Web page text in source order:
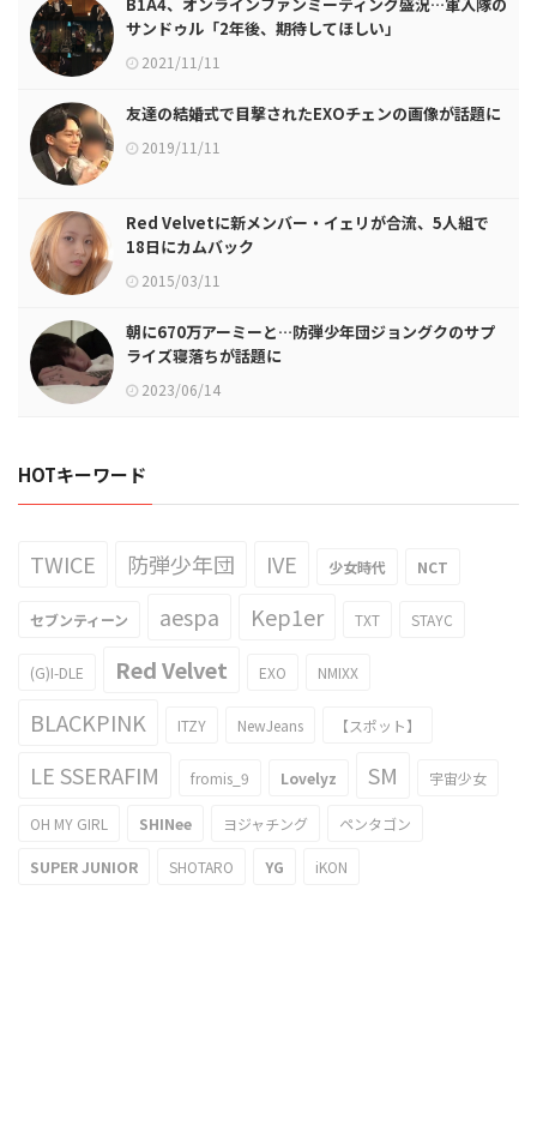
サンドゥル「2年後、期待してほしい」
2021/11/11
友達の結婚式で目撃されたEXOチェンの画像が話題に
2019/11/11
Red Velvetに新メンバー・イェリが合流、5人組で
18日にカムバック
2015/03/11
朝に670万アーミーと…防弾少年団ジョングクのサプ
ライズ寝落ちが話題に
2023/06/14
HOTキーワード
TWICE 防弾少年団 IVE 少女時代 NCT
セブンティーン aespa Kep1er TXT STAYC
(G)I-DLE Red Velvet EXO NMIXX
BLACKPINK ITZY NewJeans 【スポット】
LE SSERAFIM fromis_9 Lovelyz SM 宇宙少女
OH MY GIRL SHINee ヨジャチング ペンタゴン
SUPER JUNIOR SHOTARO YG iKON